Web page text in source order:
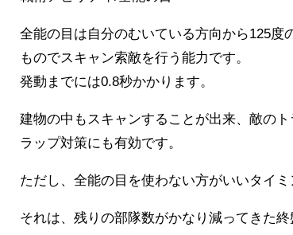
全能の目は自分のむいている方向から125度
ものでスキャン索敵を行う能力です。
発動までには0.8秒かかります。
建物の中もスキャンすることが出来、敵の
ラップ対策にも有効です。
ただし、全能の目を使わない方がいいタイミ
それは、残りの部隊数がかなり減ってきた